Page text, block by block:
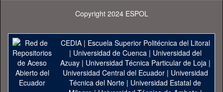
Copyright 2024 ESPOL
CEDIA| Escuela Superior Politécnica del Litoral
| Universidad de Cuenca| Universidad del
Azuay| Universidad Técnica Particular de Loja|
Universidad Central del Ecuador| Universidad
Técnica del Norte | Universidad Estatal de